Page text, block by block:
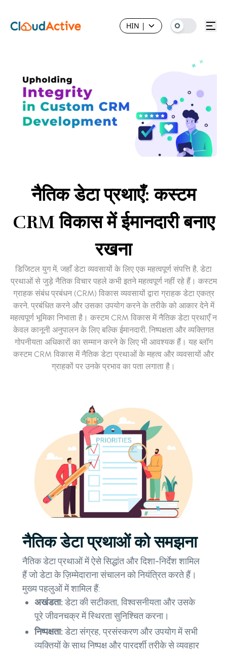
HIN |
नैतिक डेटा प्रथाएँ: कस्टम
CRM विकास में ईमानदारी बनाए
रखना
डिजिटल युग में, जहाँ डेटा व्यवसायों के लिए एक महत्वपूर्ण संपत्ति है, डेटा
प्रथाओं से जुड़े नैतिक विचार पहले कभी इतने महत्वपूर्ण नहीं रहे हैं। कस्टम
ग्राहक संबंध प्रबंधन (CRM) विकास व्यवसायों द्वारा ग्राहक डेटा एकत्र
करने, प्रबंधित करने और उसका उपयोग करने के तरीके को आकार देने में
महत्वपूर्ण भूमिका निभाता है। कस्टम CRM विकास में नैतिक डेटा प्रथाएँ न
केवल कानूनी अनुपालन के लिए बल्कि ईमानदारी, निष्पक्षता और व्यक्तिगत
गोपनीयता अधिकारों का सम्मान करने के लिए भी आवश्यक हैं। यह ब्लॉग
कस्टम CRM विकास में नैतिक डेटा प्रथाओं के महत्व और व्यवसायों और
ग्राहकों पर उनके प्रभाव का पता लगाता है।
नैतिक डेटा प्रथाओं को समझना
नैतिक डेटा प्रथाओं में ऐसे सिद्धांत और दिशा-निर्देश शामिल
हैं जो डेटा के ज़िम्मेदाराना संचालन को नियंत्रित करते हैं।
मुख्य पहलुओं में शामिल हैं:
अखंडता:डेटा की सटीकता, विश्वसनीयता और उसके
पूरे जीवनचक्र में स्थिरता सुनिश्चित करना।
निष्पक्षता:डेटा संग्रह, प्रसंस्करण और उपयोग में सभी
व्यक्तियों के साथ निष्पक्ष और पारदर्शी तरीके से व्यवहार